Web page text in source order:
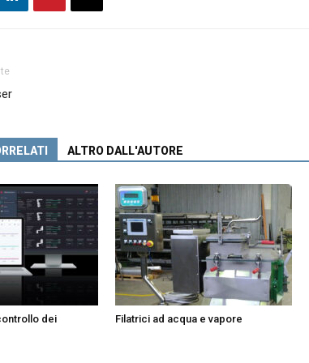
ALTRO DALL'AUTORE
dei
Filatrici ad acqua e vapore